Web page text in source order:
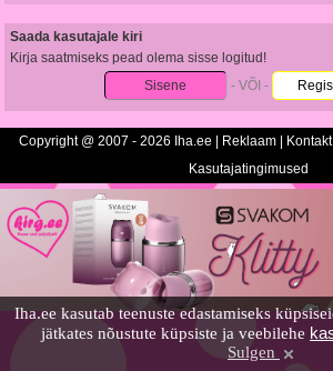
Iha.ee kasutab teenuste edastamiseks
jätkates nõustute küpsiste ja veebilehe
Sulgen
Saada kasutajale kiri
Kirja saatmiseks pead olema sisse logitud!
Sisene
- VÕI -
Copyright @ 2007 - 2026 Iha.ee | Reklaam Kontakt|
Kasutajatingimused